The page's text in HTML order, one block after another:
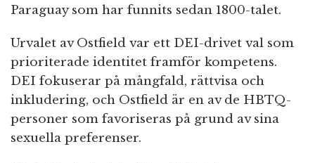
Paraguay som har funnits sedan 1800-talet.
Urvalet av Ostfield var ett DEI-drivet val som
prioriterade identitet framför kompetens.
DEI fokuserar på mångfald, rättvisa och
inkludering, och Ostfield är en av de HBTQ-
personer som favoriseras på grund av sina
sexuella preferenser.